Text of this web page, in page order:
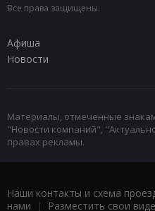
Все права защищены.
Афиша
Новости
Материалы, отмеченные
"Новости компаний",
правах рекламы.
Наши контакты и схема
нами | Разместить свои